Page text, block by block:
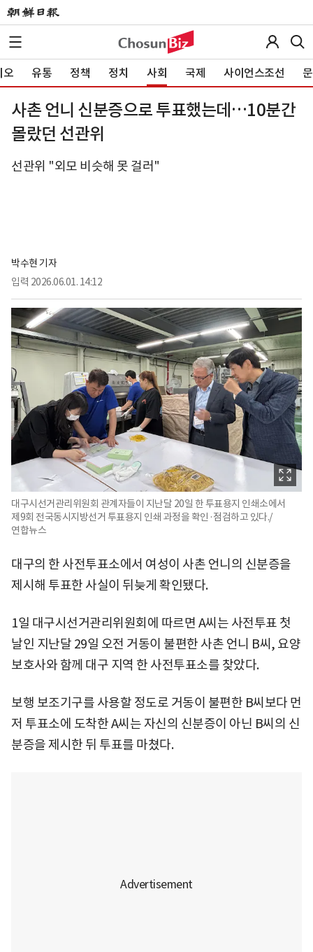
오 유통 정책 정치 사회 국제 사이언스조선
사촌 언니 신분증으로 투표했는데…10분간
몰랐던 선관위
선관위 "외모 비슷해 못 걸러"
박수현 기자
입력 2026.06.01. 14:12
대구시선거관리위원회 관계자들이 지난달 20일 한 투표용지 인쇄소에서
제9회 전국동시지방선거 투표용지 인쇄 과정을 확인·점검하고 있다./
연합뉴스
대구의 한 사전투표소에서 여성이 사촌 언니의 신분증을
제시해 투표한 사실이 뒤늦게 확인됐다.
1일 대구시선거관리위원회에 따르면 A씨는 사전투표 첫
날인 지난달 29일 오전 거동이 불편한 사촌 언니 B씨, 요양
보호사와 함께 대구 지역 한 사전투표소를 찾았다.
보행 보조기구를 사용할 정도로 거동이 불편한 B씨보다 먼
저 투표소에 도착한 A씨는 자신의 신분증이 아닌 B씨의 신
분증을 제시한 뒤 투표를 마쳤다.